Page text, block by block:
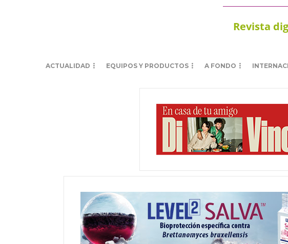
Revista
ACTUALIDAD EQUIPOS Y PRODUCTOS A FONDO